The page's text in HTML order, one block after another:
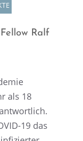
Ralf
als 18
19 das